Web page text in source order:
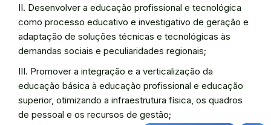
II. Desenvolver a educação profissional e tecnológica
como processo educativo e investigativo de geração e
adaptação de soluções técnicas e tecnológicas às
demandas sociais e peculiaridades regionais;
III. Promover a integração e a verticalização da
educação básica à educação profissional e educação
superior, otimizando a infraestrutura física, os quadros
de pessoal e os recursos de gestão;